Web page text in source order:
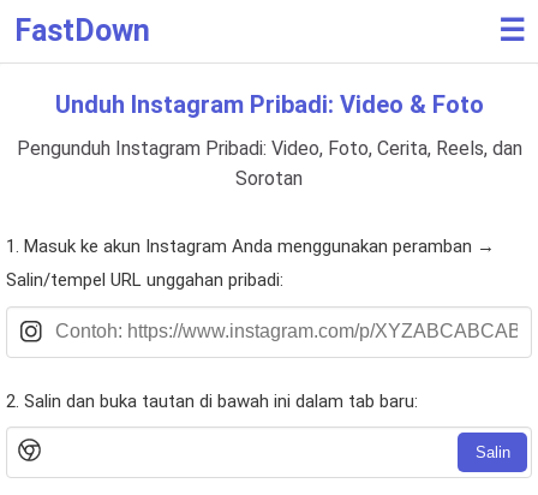
FastDown ☰
Unduh Instagram Pribadi: Video & Foto
Pengunduh Instagram Pribadi: Video, Foto, Cerita, Reels, dan
Sorotan
1. Masuk ke akun Instagram Anda menggunakan peramban →
Salin/tempel URL unggahan pribadi:
2. Salin dan buka tautan di bawah ini dalam tab baru:
Salin